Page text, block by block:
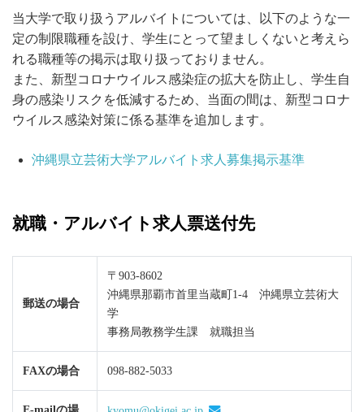
当大学で取り扱うアルバイトについては、以下のような一
定の制限職種を設け、学生にとって望ましくないと考えら
れる職種等の掲示は取り扱っておりません。
また、新型コロナウイルス感染症の拡大を防止し、学生自
身の感染リスクを低減するため、当面の間は、新型コロナ
ウイルス感染対策に係る基準を追加します。
沖縄県立芸術大学アルバイト求人募集掲示基準
就職・アルバイト求人票送付先
郵送の場合
〒903-8602
沖縄県那覇市首里当蔵町1-4 沖縄県立芸術大
学
事務局教務学生課 就職担当
FAXの場合 098-882-5033